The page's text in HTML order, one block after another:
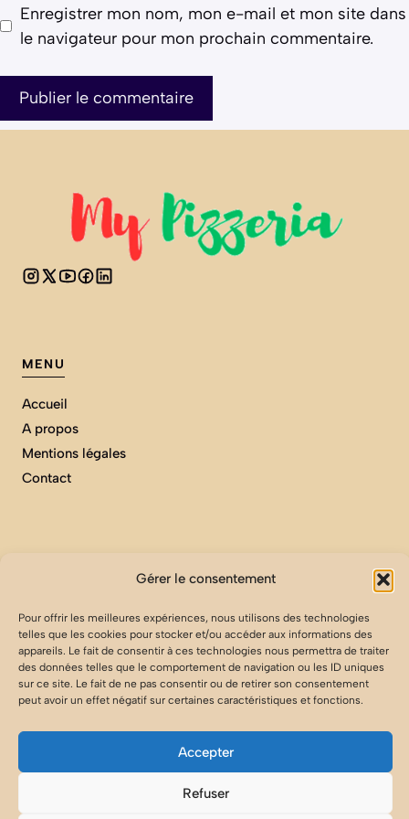
Gérer le consentement
Pour offrir les meilleures expériences, nous utilisons des technologies
telles que les cookies pour stocker et/ou accéder aux informations des
appareils. Le fait de consentir à ces technologies nous permettra de traiter
des données telles que le comportement de navigation ou les ID uniques
sur ce site. Le fait de ne pas consentir ou de retirer son consentement
peut avoir un effet négatif sur certaines caractéristiques et fonctions.
Accepter
Refuser
Enregistrer mon nom, mon e-mail et mon site dans
le navigateur pour mon prochain commentaire.
MENU
Accueil
A propos
Mentions légales
Contact
Les Vins
Maison
Nos ingrédients
Nos Pizzas
Nos Recettes